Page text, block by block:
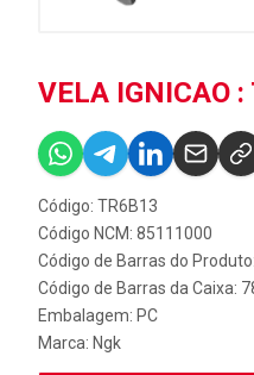
VELA IGNICAO
Código: TR6B13
Código NCM: 85111000
Código de Barras do
Código de Barras da Caixa:
Embalagem: PC
Marca: Ngk